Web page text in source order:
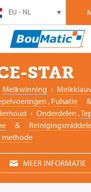
EU - NL
STAR
Melkwinning ›
, Pulsatie &
› Onderdelen ,
&
methode
MEER INFORMATIE